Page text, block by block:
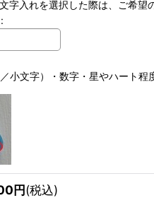
字入れを選択した際は、ご希望
:
小文字）・数字・星やハート程
円(税込)